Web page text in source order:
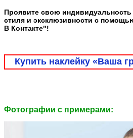
Проявите свою индивидуальность
стиля и эксклюзивности с
В Контакте"!
Купить наклейку «Ваша
Фотографии c примерами: